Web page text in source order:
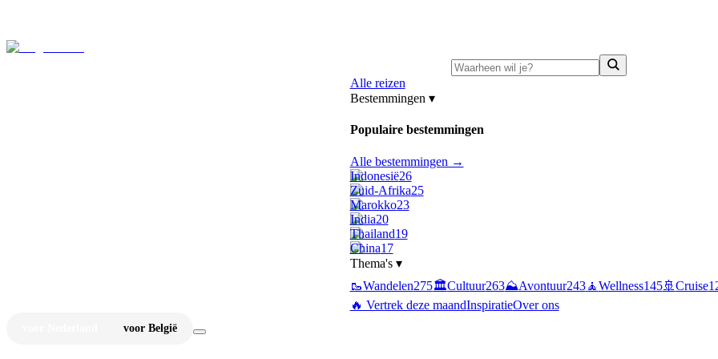
Alle reizen
Bestemmingen ▾
Populaire bestemmingen
Alle bestemmingen →
Indonesië26
Zuid-Afrika25
Marokko23
India20
Thailand19
China17
Thema's ▾
🥾Wandelen275🏛️Cultuur263⛰️Avontuur243🧘Wellness145🚢 Cruise
🔥 Vertrek deze maandInspiratieOver ons
voor België